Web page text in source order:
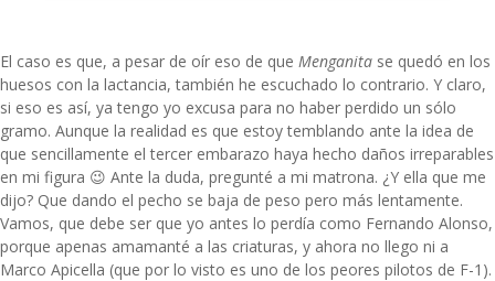
El caso es que, a pesar de oír eso de que Menganita se quedó en los
huesos con la lactancia, también he escuchado lo contrario. Y claro,
si eso es así, ya tengo yo excusa para no haber perdido un sólo
gramo. Aunque la realidad es que estoy temblando ante la idea de
que sencillamente el tercer embarazo haya hecho daños irreparables
en mi figura 😉 Ante la duda, pregunté a mi matrona. ¿Y ella que me
dijo? Que dando el pecho se baja de peso pero más lentamente.
Vamos, que debe ser que yo antes lo perdía como Fernando Alonso,
porque apenas amamanté a las criaturas, y ahora no llego ni a
Marco Apicella (que por lo visto es uno de los peores pilotos de F-1).